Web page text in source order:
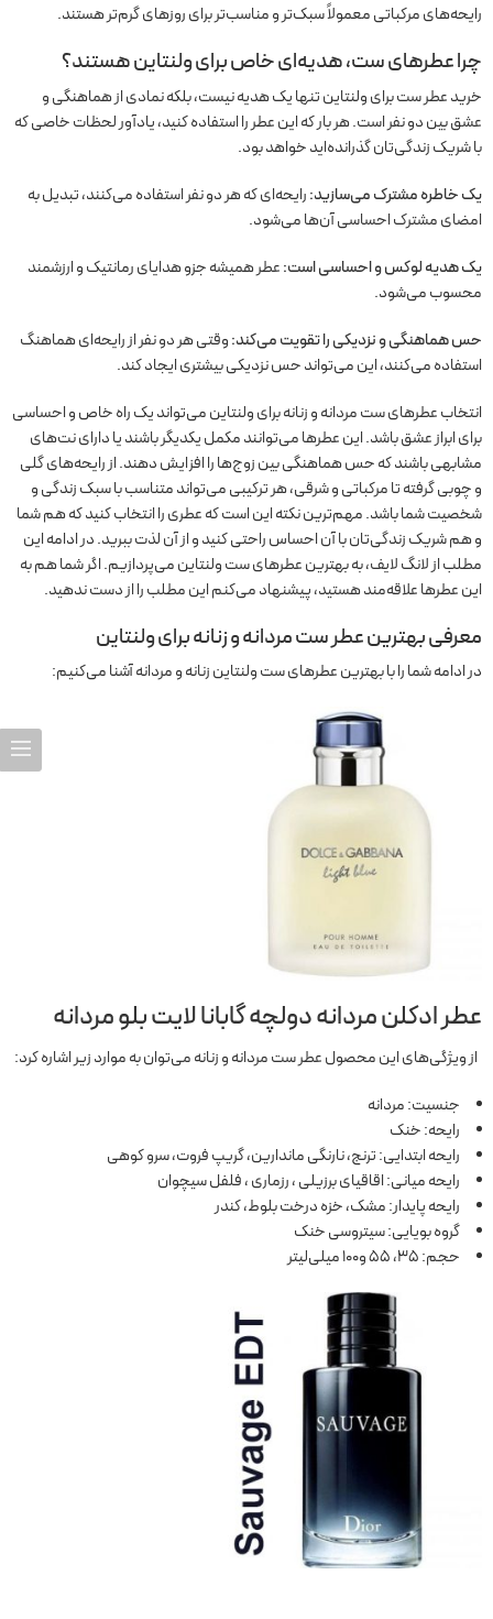
رایحه‌های مرکباتی معمولاً سبک‌تر و مناسب‌تر برای روزهای گرم‌تر هستند.
چراعطرهای ست، هدیه‌ای خاص برای ولنتاین هستند؟
خرید عطر ست برای ولنتاین تنها یک هدیه نیست، بلکه نمادی از هماهنگی و
عشق بین دو نفر است. هر بار که این عطر را استفاده کنید، یادآور لحظات خاصی که
با شریک زندگی‌تان گذرانده‌اید خواهد بود.
یک خاطره مشترک می‌سازید:رایحه‌ای که هر دو نفر استفاده می‌کنند، تبدیل به
امضای مشترک احساسی آن‌ها می‌شود.
یک هدیه لوکس و احساسی است:عطر همیشه جزو هدایای رمانتیک و ارزشمند
محسوب می‌شود.
حس هماهنگی و نزدیکی را تقویت می‌کند:وقتی هر دو نفر از رایحه‌ای هماهنگ
استفاده می‌کنند، این می‌تواند حس نزدیکی بیشتری ایجاد کند.
انتخاب عطرهای ست مردانه و زنانه برای ولنتاین می‌تواند یک راه خاص و احساسی
برای ابراز عشق باشد. این عطرها می‌توانند مکمل یکدیگر باشند یا دارای نت‌های
مشابهی باشند که حس هماهنگی بین زوج‌ها را افزایش دهند. از رایحه‌های گلی
و چوبی گرفته تا مرکباتی و شرقی، هر ترکیبی می‌تواند متناسب با سبک زندگی و
شخصیت شما باشد. مهم‌ترین نکته این است که عطری را انتخاب کنید که هم شما
و هم شریک زندگی‌تان با آن احساس راحتی کنید و از آن لذت ببرید. در ادامه این
مطلب از لانگ لایف، به بهترین عطرهای ست ولنتاین می‌پردازیم. اگر شما هم به
این عطرها علاقه‌مند هستید، پیشنهاد می‌کنم این مطلب را از دست ندهید.
معرفی بهترین عطر ست مردانه و زنانه برای ولنتاین
در ادامه شما را با بهترین عطرهای ست ولنتاین زنانه و مردانه آشنا می‌کنیم:
عطر ادکلن مردانه دولچه گابانا لایت بلو مردانه
از ویژگی‌های این محصول عطر ست مردانه و زنانه می‌توان به موارد زیر اشاره کرد:
جنسیت: مردانه
رایحه: خنک
رایحه ابتدایی: ترنج، نارنگی ماندارین، گریپ فروت، سرو کوهی
رایحه میانی: اقاقیای برزیلی ، رزماری ، فلفل سیچوان
رایحه پایدار: مشک، خزه درخت بلوط، کندر
گروه بویایی: سیتروسی خنک
حجم: 35، 55 و100 میلی‌لیتر